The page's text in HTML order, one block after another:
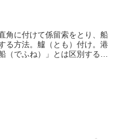
角に付けて係留索をとり、船
る方法。艫（とも）付け。港
（でふね）」とは区別する。